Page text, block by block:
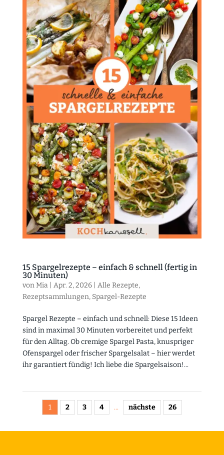
15 Spargelrezepte – einfach & schnell (fertig in
30 Minuten)
vonMia| Apr. 2, 2026| Alle Rezepte,
Rezeptsammlungen, Spargel-Rezepte
Spargel Rezepte – einfach und schnell: Diese 15 Ideen
sind in maximal 30 Minuten vorbereitet und perfekt
für den Alltag. Ob cremige Spargel Pasta, knuspriger
Ofenspargel oder frischer Spargelsalat – hier werdet
ihr garantiert fündig! Ich liebe die Spargelsaison!...
1 2 3 4 ... nächste 26